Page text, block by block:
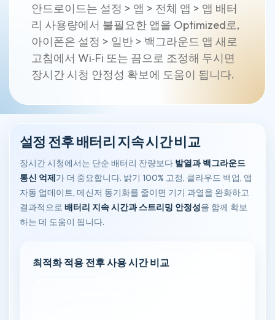
안드로이드는 설정 > 앱 > 전체 앱 > 앱 배터
리 사용량에서 불필요한 앱을 Optimized로,
아이폰은 설정 > 일반 > 백그라운드 앱 새로
고침에서 Wi‑Fi 또는 끔으로 조정해 두시면
장시간 시청 안정성 확보에 도움이 됩니다.
설정 전후 배터리 지속 시간 비교
장시간 시청에서는 단순 배터리 잔량보다 발열과 백그라운드
통신 억제가 더 중요합니다. 밝기 100% 고정, 클라우드 백업, 앱
자동 업데이트, 메신저 동기화를 줄이면 기기 과열을 완화하고
결과적으로 배터리 지속 시간과 스트리밍 안정성을 함께 확보
하는 데 도움이 됩니다.
최적화 적용 전후 사용 시간 비교